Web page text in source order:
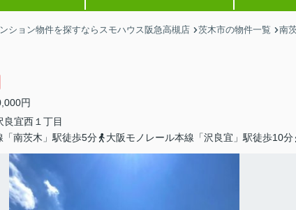
ション物件を探すならスモハウス阪急高槻店 茨木市の物件一覧 南
円
良宜西 １丁目
「南茨木」駅徒歩5分
大阪モノレール本線「沢良宜」駅徒歩10分